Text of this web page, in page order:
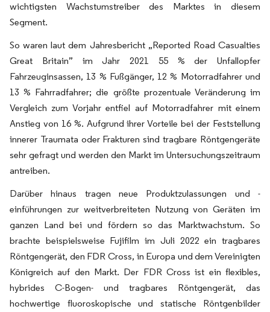
wichtigsten Wachstumstreiber des Marktes in diesem
Segment.
So waren laut dem Jahresbericht „Reported Road Casualties
Great Britain” im Jahr 2021 55 % der Unfallopfer
Fahrzeuginsassen, 13 % Fußgänger, 12 % Motorradfahrer und
13 % Fahrradfahrer; die größte prozentuale Veränderung im
Vergleich zum Vorjahr entfiel auf Motorradfahrer mit einem
Anstieg von 16 %. Aufgrund ihrer Vorteile bei der Feststellung
innerer Traumata oder Frakturen sind tragbare Röntgengeräte
sehr gefragt und werden den Markt im Untersuchungszeitraum
antreiben.
Darüber hinaus tragen neue Produktzulassungen und -
einführungen zur weitverbreiteten Nutzung von Geräten im
ganzen Land bei und fördern so das Marktwachstum. So
brachte beispielsweise Fujifilm im Juli 2022 ein tragbares
Röntgengerät, den FDR Cross, in Europa und dem Vereinigten
Königreich auf den Markt. Der FDR Cross ist ein flexibles,
hybrides C-Bogen- und tragbares Röntgengerät, das
hochwertige fluoroskopische und statische Röntgenbilder